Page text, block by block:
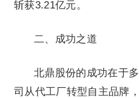
斩获3.21亿元。
二、成功之道
北鼎股份的成功在于
司从代工厂转型自主品牌